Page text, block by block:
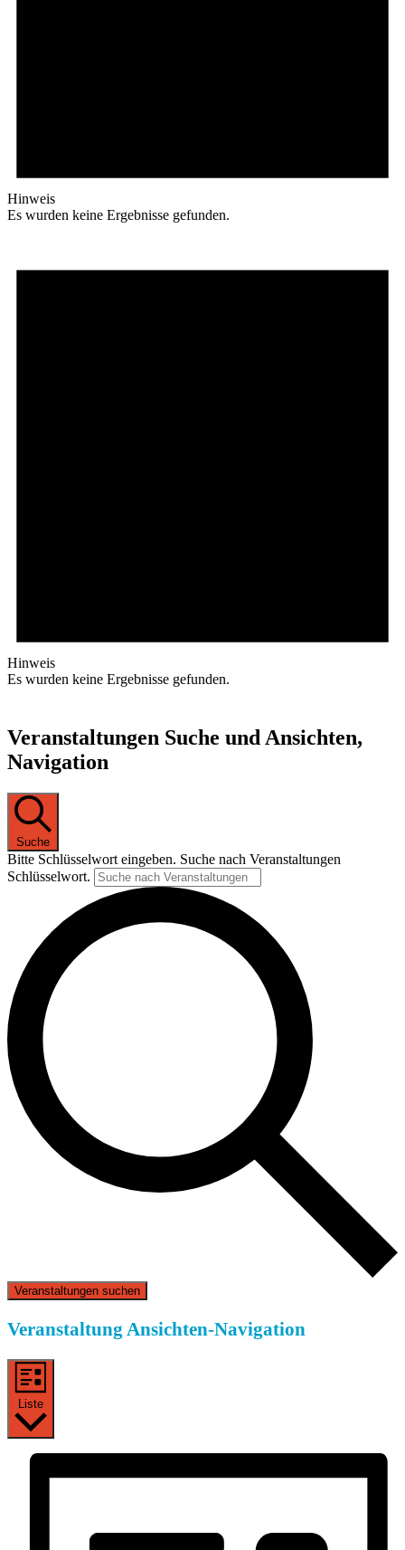
Hinweis
Es wurden keine Ergebnisse gefunden.
Hinweis
Es wurden keine Ergebnisse gefunden.
Veranstaltungen Suche und Ansichten,
Navigation
Suche
Bitte Schlüsselwort eingeben. Suche nach Veranstaltungen
Schlüsselwort.
Veranstaltungen suchen
Veranstaltung Ansichten-Navigation
Liste